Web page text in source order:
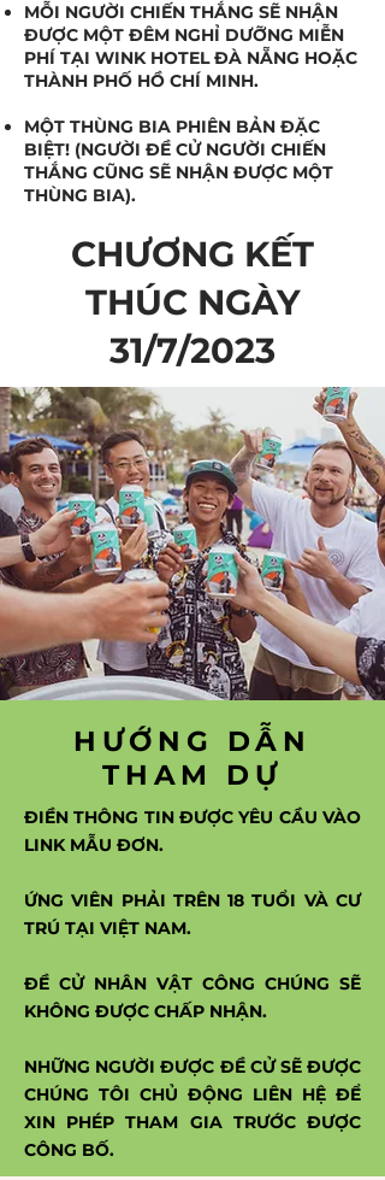
MỖI NGƯỜI CHIẾN THẮNG SẼ NHẬN
ĐƯỢC MỘT ĐÊM NGHỈ DƯỠNG MIỄN
PHÍ TẠI WINK HOTEL ĐÀ NẴNG HOẶC
THÀNH PHỐ HỒ CHÍ MINH.
MỘT THÙNG BIA PHIÊN BẢN ĐẶC
BIỆT! (NGƯỜI ĐỀ CỬ NGƯỜI CHIẾN
THẮNG CŨNG SẼ NHẬN ĐƯỢC MỘT
THÙNG BIA).
CHƯƠNG KẾT
THÚC NGÀY
31/7/2023
HƯỚNG DẪN
THAM DỰ
ĐIỀN THÔNG TIN ĐƯỢC YÊU CẦU VÀO
LINK MẪU ĐƠN.
ỨNG VIÊN PHẢI TRÊN 18 TUỔI VÀ CƯ
TRÚ TẠI VIỆT NAM.
ĐỀ CỬ NHÂN VẬT CÔNG CHÚNG SẼ
KHÔNG ĐƯỢC CHẤP NHẬN.
NHỮNG NGƯỜI ĐƯỢC ĐỀ CỬ SẼ ĐƯỢC
CHÚNG TÔI CHỦ ĐỘNG LIÊN HỆ ĐỂ
XIN PHÉP THAM GIA TRƯỚC ĐƯỢC
CÔNG BỐ.